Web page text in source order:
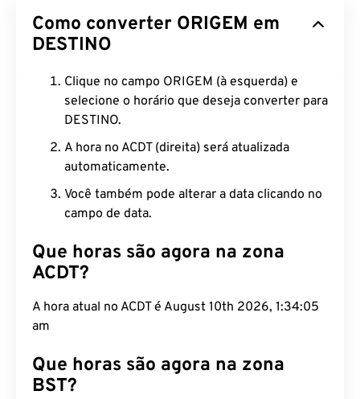
Como converter ORIGEM em
DESTINO
Clique no campo ORIGEM (à esquerda) e
selecione o horário que deseja converter para
DESTINO.
A hora no ACDT (direita) será atualizada
automaticamente.
Você também pode alterar a data clicando no
campo de data.
Que horas são agora na zona
ACDT?
A hora atual no ACDT é August 10th 2026, 1:34:06
am
Que horas são agora na zona
BST?